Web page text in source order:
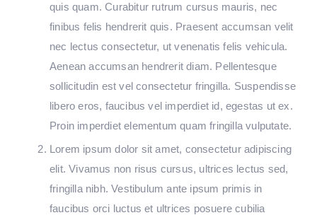
quis quam. Curabitur rutrum cursus mauris, nec
finibus felis hendrerit quis. Praesent accumsan velit
nec lectus consectetur, ut venenatis felis vehicula.
Aenean accumsan hendrerit diam. Pellentesque
sollicitudin est vel consectetur fringilla. Suspendisse
libero eros, faucibus vel imperdiet id, egestas ut ex.
Proin imperdiet elementum quam fringilla vulputate.
Lorem ipsum dolor sit amet, consectetur adipiscing
elit. Vivamus non risus cursus, ultrices lectus sed,
fringilla nibh. Vestibulum ante ipsum primis in
faucibus orci luctus et ultrices posuere cubilia